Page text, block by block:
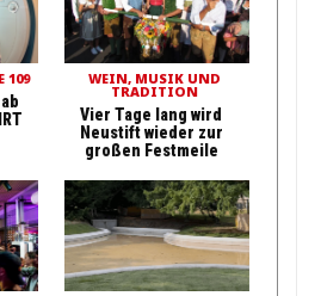
WEIN, MUSIK UND
TRADITION
Vier Tage lang wird
Neustift wieder zur
großen Festmeile